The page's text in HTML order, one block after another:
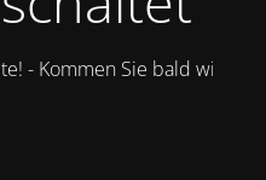
- Kommen Sie bald wieder.